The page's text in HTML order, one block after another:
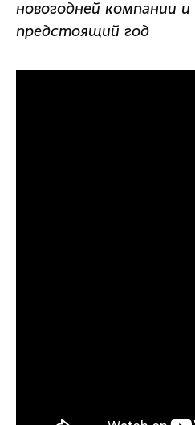
новогодней компании и
предстоящий год